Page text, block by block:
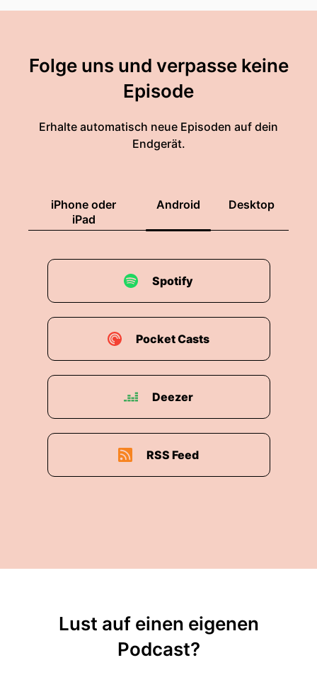
Folge uns und verpasse keine
Episode
Erhalte automatisch neue Episoden auf dein
Endgerät.
iPhone oder
iPad
Android Desktop
Spotify
Pocket Casts
Deezer
RSS Feed
Lust auf einen eigenen
Podcast?